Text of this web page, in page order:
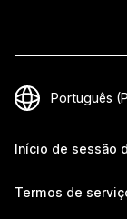
Início de sessão
Termos de